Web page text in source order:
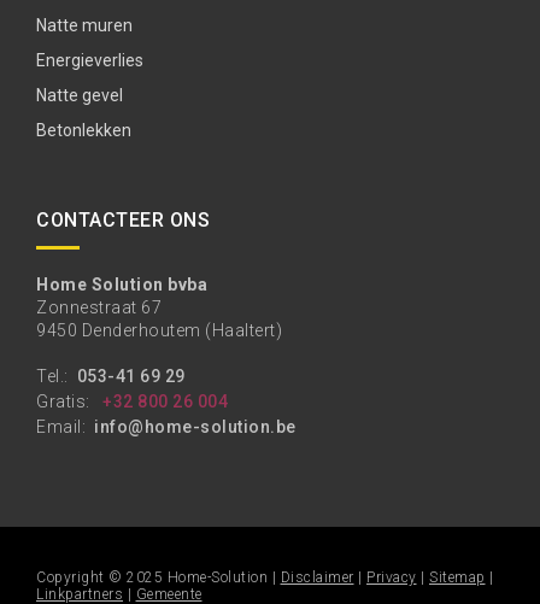
Natte muren
Energieverlies
Natte gevel
Betonlekken
CONTACTEER ONS
Home Solution bvba
Zonnestraat 67
9450 Denderhoutem (Haaltert)
Tel.: 053-41 69 29
Gratis:
+32 800 26 004
Email: info@home-solution.be
Copyright © 2025 Home-Solution | Disclaimer Privacy Sitemap
Linkpartners
Gemeente